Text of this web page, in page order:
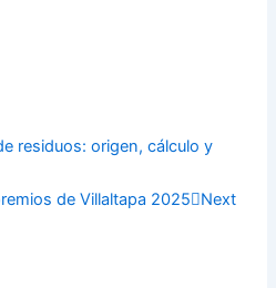
residuos: origen, cálculo y
de Villaltapa 2025 Next